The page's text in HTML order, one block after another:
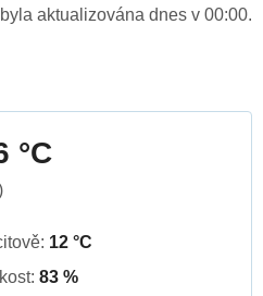
aktualizována dnes v 00:00.
°C
12 °C
83 %